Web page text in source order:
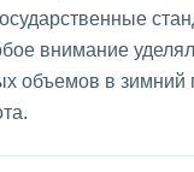
внимание
объемов в